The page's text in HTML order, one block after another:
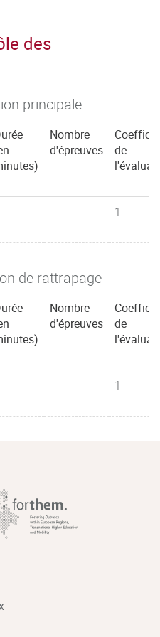
de déontologie et de
ainsi qu’en autonomie et
professionnelle,
pratique.
des
principale
Nombre
d'épreuves
de
1
de rattrapage
Nombre
d'épreuves
de
1